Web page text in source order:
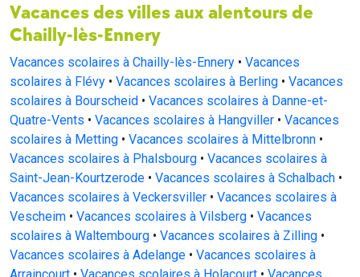
Vacances des villes aux alentours de
Chailly-lès-Ennery
Vacances scolaires à Chailly-lès-Ennery • Vacances
scolaires à Flévy • Vacances scolaires à Berling • Vacances
scolaires à Bourscheid • Vacances scolaires à Danne-et-
Quatre-Vents • Vacances scolaires à Hangviller • Vacances
scolaires à Metting • Vacances scolaires à Mittelbronn •
Vacances scolaires à Phalsbourg • Vacances scolaires à
Saint-Jean-Kourtzerode • Vacances scolaires à Schalbach •
Vacances scolaires à Veckersviller • Vacances scolaires à
Vescheim • Vacances scolaires à Vilsberg • Vacances
scolaires à Waltembourg • Vacances scolaires à Zilling •
Vacances scolaires à Adelange • Vacances scolaires à